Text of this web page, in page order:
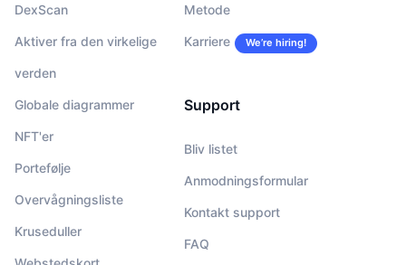
DexScan
Aktiver fra den virkelige
verden
Globale diagrammer
NFT'er
Portefølje
Overvågningsliste
Kruseduller
Metode
Karriere We’re hiring!
Support
Bliv listet
Anmodningsformular
Kontakt support
FAQ